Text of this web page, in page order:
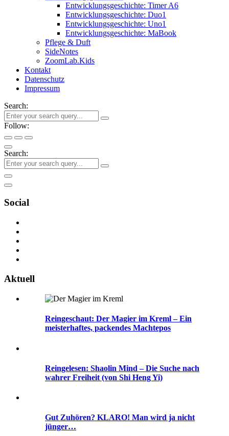
Entwicklungsgeschichte: Timer A6
Entwicklungsgeschichte: Duo1
Entwicklungsgeschichte: Uno1
Entwicklungsgeschichte: MaBook
Pflege & Duft
SideNotes
ZoomLab.Kids
Kontakt
Datenschutz
Impressum
Search:
Follow:
Search:
Social
Aktuell
Reingeschaut: Der Magier im Kreml – Ein
meisterhaftes, packendes Machtepos
Reingelesen: Shaolin Mind – Die Suche nach
wahrer Freiheit (von Shi Heng Yi)
Gut Zuhören? KLARO! Man wird ja nicht
jünger…